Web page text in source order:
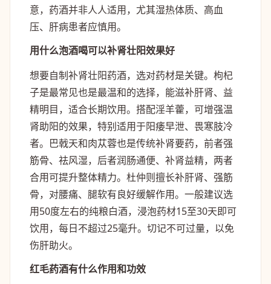
意，药酒并非人人适用，尤其湿热体质、高血
压、肝病患者应慎用。
用什么泡酒喝可以补肾壮阳效果好
想要自制补肾壮阳药酒，选对药材是关键。枸杞
子是最常见也是最温和的选择，能滋补肝肾、益
精明目，适合长期饮用。搭配淫羊藿，可增强温
肾助阳的效果，特别适用于阳痿早泄、畏寒肢冷
者。巴戟天和肉苁蓉也是传统补肾要药，前者强
筋骨、祛风湿，后者润肠通便、补肾益精，两者
合用可提升整体精力。杜仲则擅长补肝肾、强筋
骨，对腰痛、腿软有良好缓解作用。一般建议选
用50度左右的纯粮白酒，浸泡药材15至30天即可
饮用，每日不超过25毫升。切记不可过量，以免
伤肝助火。
红毛药酒有什么作用和功效